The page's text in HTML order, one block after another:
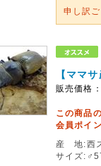
申し訳
【ママ
販売価格
この商品
会員ポイ
産 地:西
サイズ